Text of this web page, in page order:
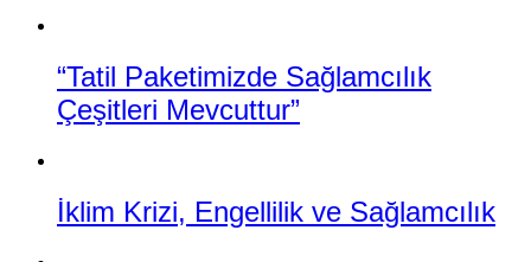
“Tatil Paketimizde Sağlamcılık
Çeşitleri Mevcuttur”
İklim Krizi, Engellilik ve Sağlamcılık